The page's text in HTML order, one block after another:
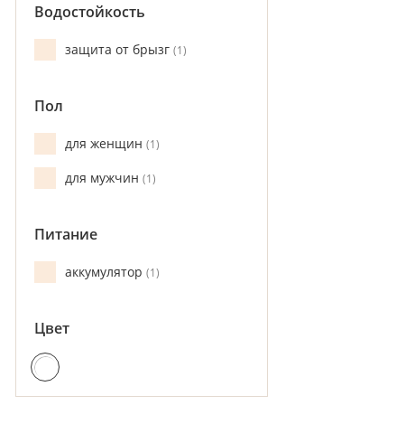
Водостойкость
защита от брызг 1
Пол
для женщин 1
для мужчин 1
Питание
аккумулятор 1
Цвет